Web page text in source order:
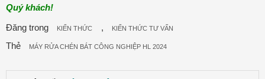
Quý khách!
Đăng trong
KIẾN THỨC , KIẾN THỨC TƯ VẤN
Thẻ MÁY RỬA CHÉN BÁT CÔNG NGHIỆP HL 2024